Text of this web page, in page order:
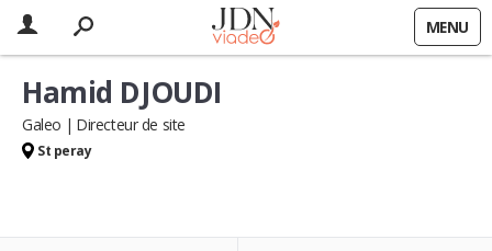
MENU
Hamid DJOUDI
Galeo Directeur de site
St peray